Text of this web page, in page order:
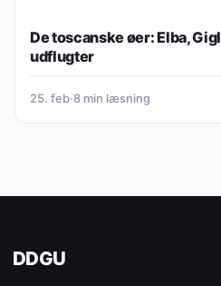
De toscanske øer: Elba,
udflugter
25. feb·8 min læsning
DDGU